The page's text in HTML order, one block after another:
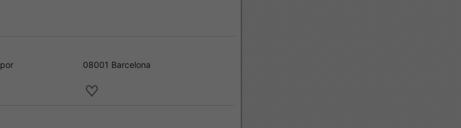
08001 Barcelona